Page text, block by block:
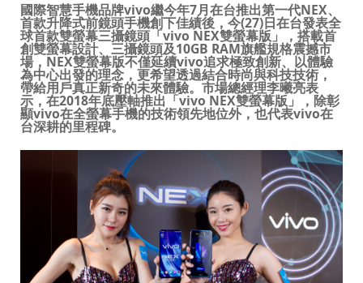
國際智慧手機品牌vivo繼今年7月在台推出第一代NEX、
首款升降式前鏡頭手機創下佳績後，今(27)日在台發表全
球首款雙螢幕三攝鏡頭「vivo NEX雙螢幕版」，搭載首
創雙螢幕設計、三攝鏡頭及10GB RAM旗艦規格震撼市
場， NEX雙螢幕版不僅延續vivo追求極致創新、以體驗
為中心出發的理念，更希望透過結合時尚與科技技術，
帶給用戶真正新奇的未來體驗。 市場總經理李曦亮表
示，在2018年底壓軸推出「vivo NEX雙螢幕版」，除彰
顯vivo在全螢幕手機的技術領先地位外，也代表vivo在
台深耕的里程碑。